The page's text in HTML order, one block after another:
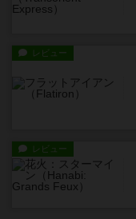
レビュー
レビュー